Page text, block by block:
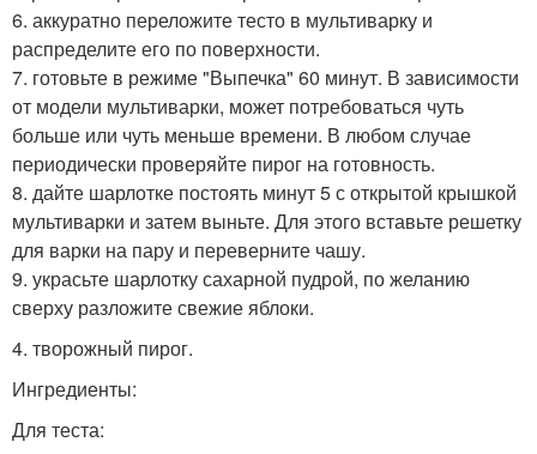
6. аккуратно переложите тесто в мультиварку и
распределите его по поверхности.
7. готовьте в режиме "Выпечка" 60 минут. В зависимости
от модели мультиварки, может потребоваться чуть
больше или чуть меньше времени. В любом случае
периодически проверяйте пирог на готовность.
8. дайте шарлотке постоять минут 5 с открытой крышкой
мультиварки и затем выньте. Для этого вставьте решетку
для варки на пару и переверните чашу.
9. украсьте шарлотку сахарной пудрой, по желанию
сверху разложите свежие яблоки.
4. творожный пирог.
Ингредиенты:
Для теста: